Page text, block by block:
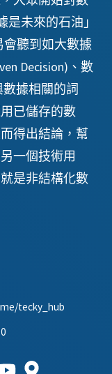
未來的石油」
會聽到如大數據
Decision)、數
據相關的詞
已儲存的數
得出結論，幫
一個技術用
是非結構化數
tecky_hub